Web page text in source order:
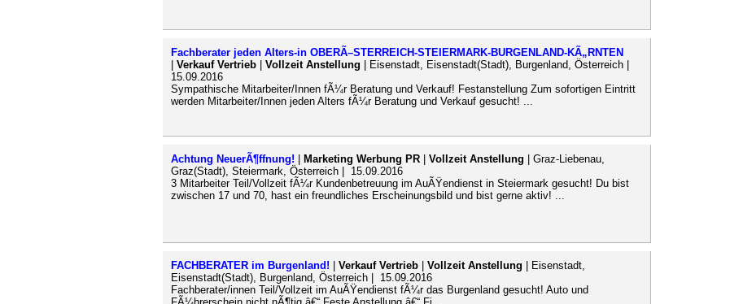
Fachberater jeden Alters-in OBERÃ–STERREICH-STEIERMARK-BURGENLAND-KÃ„RNTEN
Verkauf Vertrieb Vollzeit Anstellung | Eisenstadt, Eisenstadt(Stadt), Burgenland, Österreich |
15.09.2016
Sympathische Mitarbeiter/Innen fÃ¼r Beratung und Verkauf! Festanstellung Zum sofortigen Eintritt
werden Mitarbeiter/Innen jeden Alters fÃ¼r Beratung und Verkauf gesucht! ...
Achtung NeuerÃ¶ffnung! Marketing Werbung PR Vollzeit Anstellung | Graz-Liebenau,
Graz(Stadt), Steiermark, Österreich | 15.09.2016
3 Mitarbeiter Teil/Vollzeit fÃ¼r Kundenbetreuung im AuÃŸendienst in Steiermark gesucht! Du bist
zwischen 17 und 70, hast ein freundliches Erscheinungsbild und bist gerne aktiv! ...
FACHBERATER im Burgenland! Verkauf Vertrieb Vollzeit Anstellung | Eisenstadt,
Eisenstadt(Stadt), Burgenland, Österreich | 15.09.2016
Fachberater/innen Teil/Vollzeit im AuÃŸendienst fÃ¼r das Burgenland gesucht! Auto und